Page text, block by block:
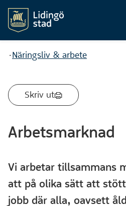
Du är här:
Näringsliv & arbete
Skriv ut
Arbetsmarknad
Vi arbetar tillsammans
att på olika sätt att
jobb där alla, oavsett